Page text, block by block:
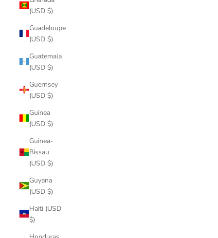
(USD $)
Guadeloupe
(USD $)
Guatemala
(USD $)
Guernsey
(USD $)
Guinea
(USD $)
Guinea-
Bissau
(USD $)
Guyana
(USD $)
Haiti (USD
$)